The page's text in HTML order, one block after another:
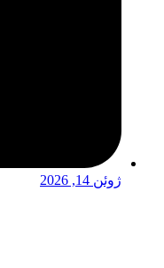
ژوئن 14, 2026